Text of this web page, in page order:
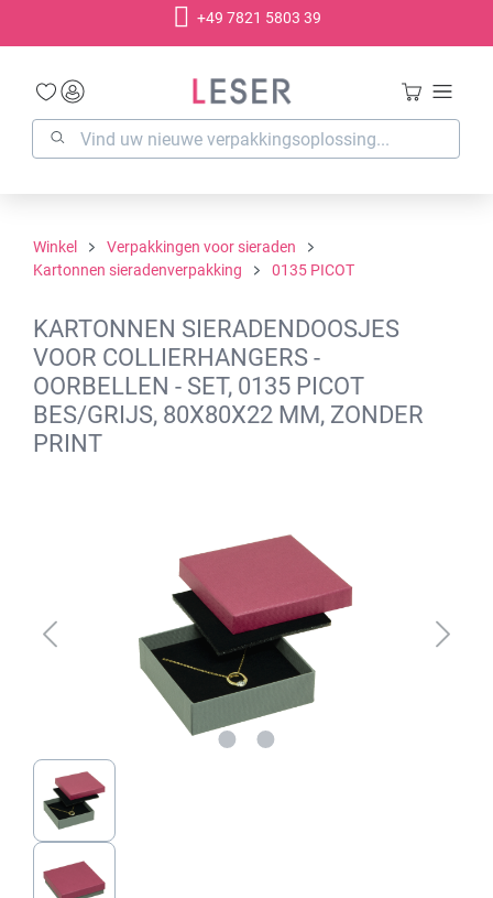
+49 7821 5803 39
Winkel
Verpakkingen voor sieraden
Kartonnen sieradenverpakking
0135 PICOT
KARTONNEN SIERADENDOOSJES
VOOR COLLIERHANGERS -
OORBELLEN - SET, 0135 PICOT
BES/GRIJS, 80X80X22 MM, ZONDER
PRINT